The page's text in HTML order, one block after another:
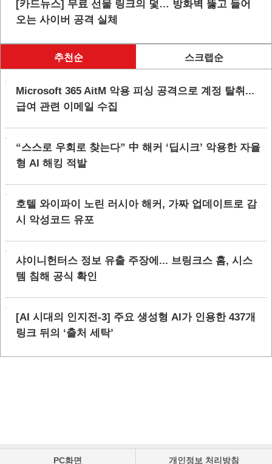
[카드뉴스] 무료 선물 링크의 덫… 방화벽 뚫고 들어
오는 사이버 공격 실체
추천순 스크랩순
Microsoft 365 AitM 악용 피싱 공격으로 계정 탈취...
급여 관련 이메일 수집
“스스로 우회로 찾는다” 中 해커 ‘딥시크’ 악용한 자율
형 AI 해킹 적발
호텔 와이파이 노린 러시아 해커, 가짜 업데이트로 감
시 악성코드 유포
샤이니헌터스 정보 유출 주장에... 브링크스 홈, 시스
템 침해 공식 확인
[AI 시대의 인지전-3] 주요 생성형 AI가 인용한 437개
링크 뒤의 ‘출처 세탁’
PC화면 개인정보 처리방침